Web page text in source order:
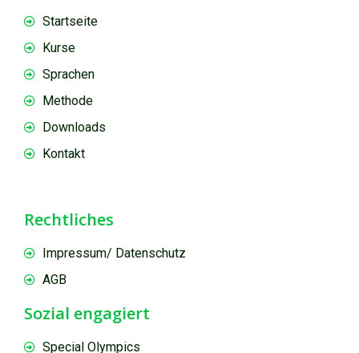
Startseite
Kurse
Sprachen
Methode
Downloads
Kontakt
Rechtliches
Impressum/ Datenschutz
AGB
Sozial engagiert
Special Olympics